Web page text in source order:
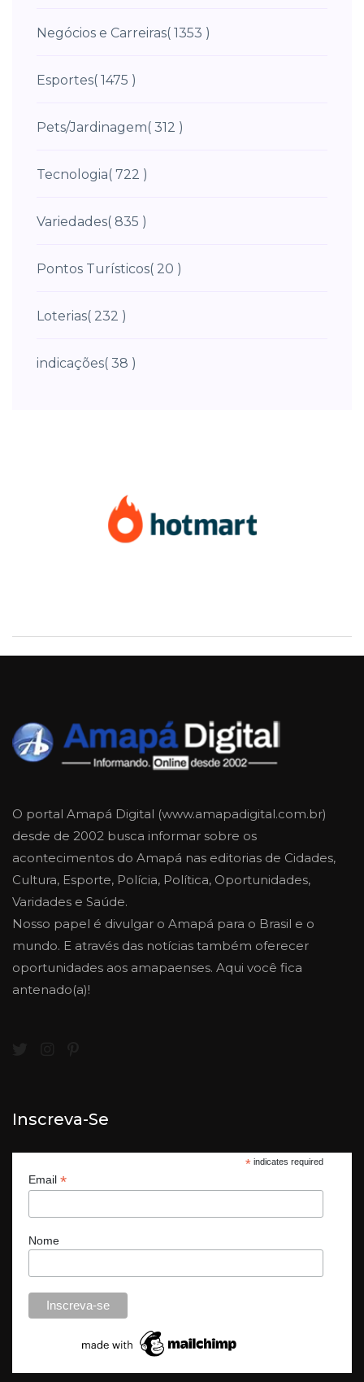
Negócios e Carreiras( 1353 )
Esportes( 1475 )
Pets/Jardinagem( 312 )
Tecnologia( 722 )
Variedades( 835 )
Pontos Turísticos( 20 )
Loterias( 232 )
indicações( 38 )
O portal Amapá Digital (www.amapadigital.com.br)
desde de 2002 busca informar sobre os
acontecimentos do Amapá nas editorias de Cidades,
Cultura, Esporte, Polícia, Política, Oportunidades,
Varidades e Saúde.
Nosso papel é divulgar o Amapá para o Brasil e o
mundo. E através das notícias também oferecer
oportunidades aos amapaenses. Aqui você fica
antenado(a)!
Inscreva-Se
*indicates required
Email *
Nome